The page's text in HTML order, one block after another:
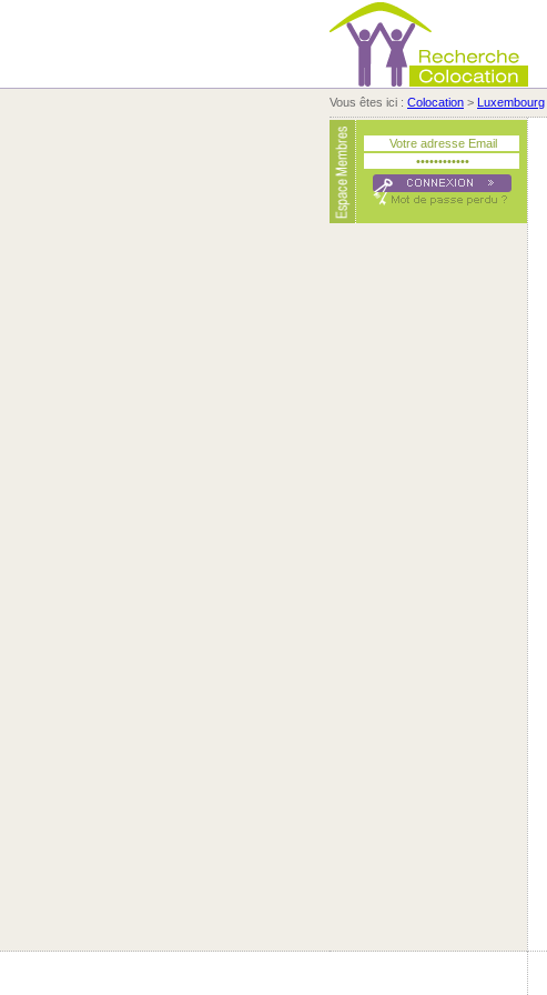
Vous êtes ici : Colocation > Luxembourg